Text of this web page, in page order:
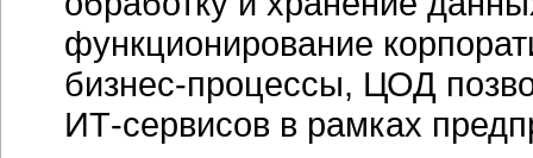
функционирование
бизнес-процессы, ЦОД
ИТ-сервисов в рамках